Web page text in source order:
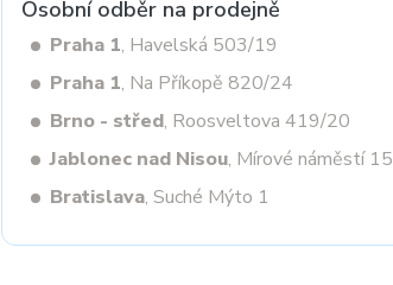
Osobní odběr na prodejně
Praha 1, Havelská 503/19
Praha 1, Na Příkopě 820/24
Brno - střed, Roosveltova 419/20
Jablonec nad Nisou, Mírové náměstí 15
Bratislava, Suché Mýto 1